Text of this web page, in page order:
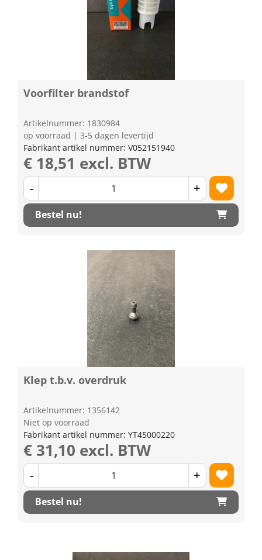
Voorfilter brandstof
Artikelnummer: 1830984
op voorraad | 3-5 dagen levertijd
Fabrikant artikel nummer: V052151940
€ 18,51 excl. BTW
- +
Bestel nu!
Klep t.b.v. overdruk
Artikelnummer: 1356142
Niet op voorraad
Fabrikant artikel nummer: YT45000220
€ 31,10 excl. BTW
- +
Bestel nu!